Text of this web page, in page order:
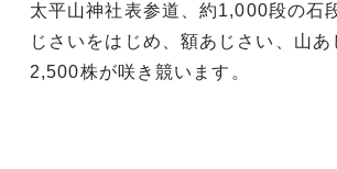
太平山神社表参道、約1,000段の石
じさいをはじめ、額あじさい、山あ
2,500株が咲き競います。